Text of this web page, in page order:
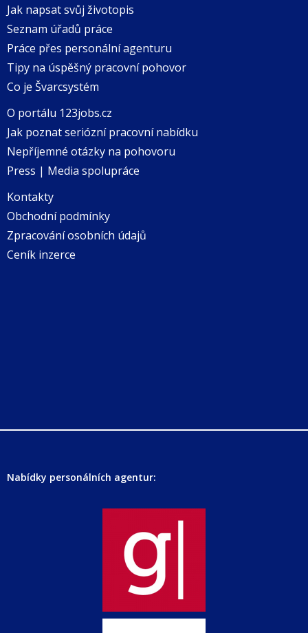
Jak napsat svůj životopis
Seznam úřadů práce
Práce přes personální agenturu
Tipy na úspěšný pracovní pohovor
Co je Švarcsystém
O portálu 123jobs.cz
Jak poznat seriózní pracovní nabídku
Nepříjemné otázky na pohovoru
Press | Media spolupráce
Kontakty
Obchodní podmínky
Zpracování osobních údajů
Ceník inzerce
Nabídky personálních agentur: